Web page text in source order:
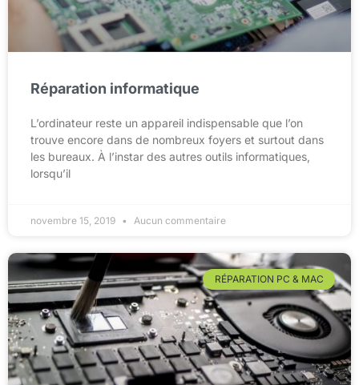
Réparation informatique
L’ordinateur reste un appareil indispensable que l’on
trouve encore dans de nombreux foyers et surtout dans
les bureaux. À l’instar des autres outils informatiques,
lorsqu’il
novembre 15, 2019 Aucun commentaire
RÉPARATION PC & MAC